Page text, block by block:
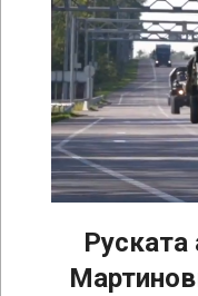
Руската